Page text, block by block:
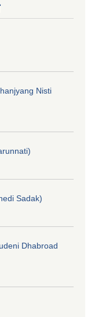
Nisti
Sadak)
Dhabroad